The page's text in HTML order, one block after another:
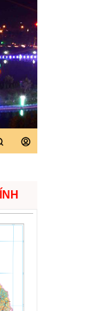
án năng lượng